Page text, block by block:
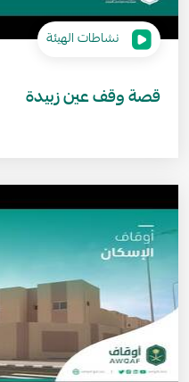
نشاطات الهيئة
قصة وقف عين زبيدة